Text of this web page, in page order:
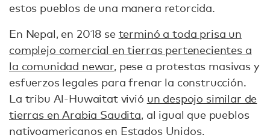
estos pueblos de una manera retorcida.
En Nepal, en 2018 se terminó a toda prisa un
complejo comercial en tierras pertenecientes a
la comunidad newar, pese a protestas masivas y
esfuerzos legales para frenar la construcción.
La tribu Al-Huwaitat vivió un despojo similar de
tierras en Arabia Saudita, al igual que pueblos
nativoamericanos en Estados Unidos,